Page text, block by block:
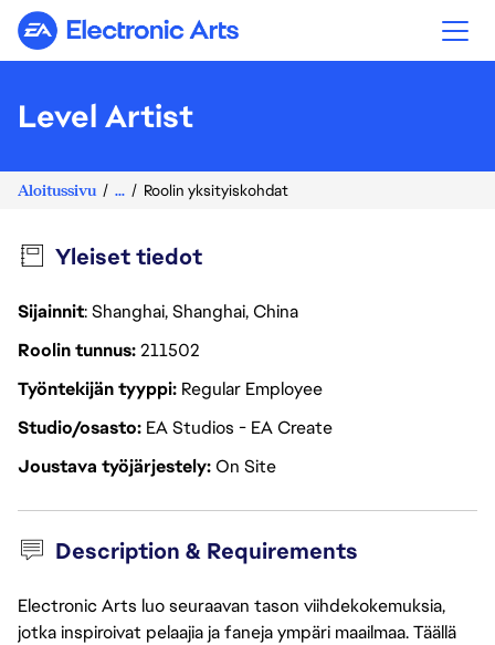
Electronic Arts
Level Artist
Aloitussivu ... Roolin yksityiskohdat
Yleiset tiedot
Sijainnit: Shanghai, Shanghai, China
Roolin tunnus211502
Työntekijän tyyppi Regular Employee
Studio/osasto EA Studios - EA Create
Joustava työjärjestelyOn Site
Description & Requirements
Electronic Arts luo seuraavan tason viihdekokemuksia,
jotka inspiroivat pelaajia ja faneja ympäri maailmaa. Täällä